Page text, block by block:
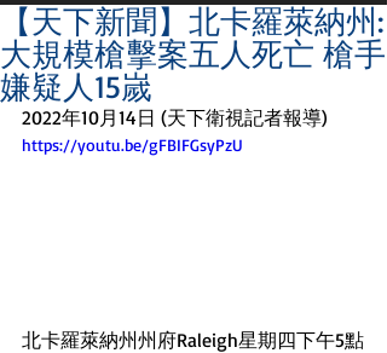
【天下新聞】北卡羅萊納州:
大規模槍擊案五人死亡 槍手
嫌疑人15嵗
2022年10月14日 (天下衛視記者報導)
https://youtu.be/gFBIFGsyPzU
北卡羅萊納州州府Raleigh星期四下午5點